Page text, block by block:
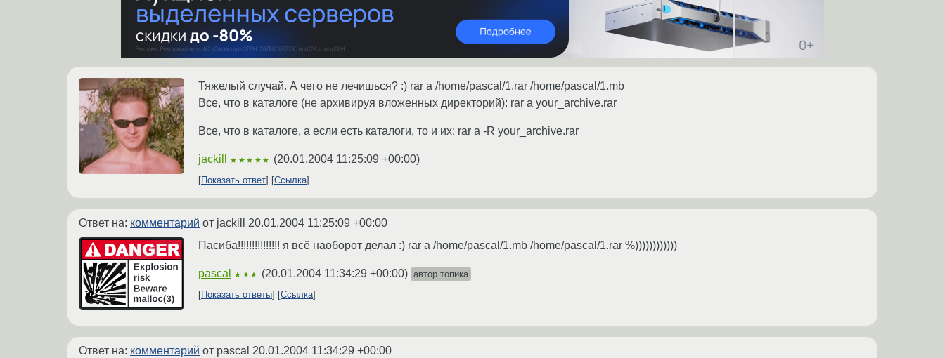
Тяжелый случай. А чего не лечишься? :) rar a /home/pascal/1.rar /home/pascal/1.mb
Все, что в каталоге (не архивируя вложенных директорий): rar a your_archive.rar
Все, что в каталоге, а если есть каталоги, то и их: rar a -R your_archive.rar
jackill ★★★★★ (20.01.2004 11:25:09 +00:00)
Показать ответ Ссылка
Ответ на: комментарий от jackill 20.01.2004 11:25:09 +00:00
Пасиба!!!!!!!!!!!!!!! я всё наоборот делал :) rar a /home/pascal/1.mb /home/pascal/1.rar %))))))))))))
pascal ★★★ (20.01.2004 11:34:29 +00:00) автор топика
Показать ответы
Ссылка
Ответ на: комментарий от pascal 20.01.2004 11:34:29 +00:00